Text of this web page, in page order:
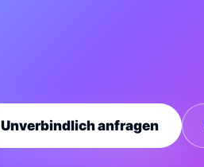
Unverbindlich anfragen